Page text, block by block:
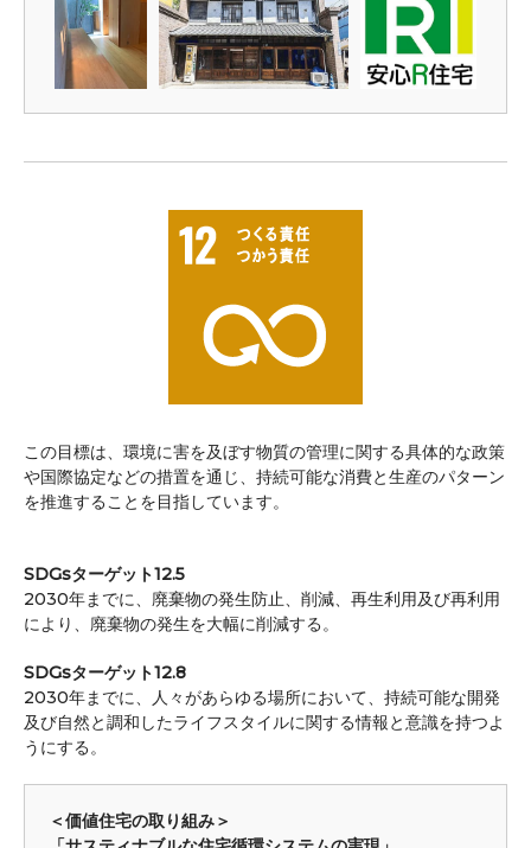
この目標は、環境に害を及ぼす物質の管理に関する具体的な政策
や国際協定などの措置を通じ、持続可能な消費と生産のパターン
を推進することを目指しています。
SDGsターゲット12.5
2030年までに、廃棄物の発生防止、削減、再生利用及び再利用
により、廃棄物の発生を大幅に削減する。
SDGsターゲット12.8
2030年までに、人々があらゆる場所において、持続可能な開発
及び自然と調和したライフスタイルに関する情報と意識を持つよ
うにする。
＜価値住宅の取り組み＞